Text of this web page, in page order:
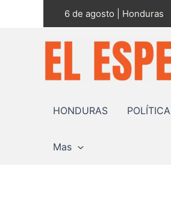
6 de agosto | Honduras
HONDURAS POLÍTICA
Mas